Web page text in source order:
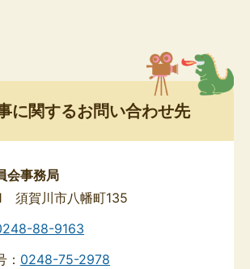
に関するお問い合わせ先
会事務局
須賀川市八幡町135
88-9163
0248-75-2978